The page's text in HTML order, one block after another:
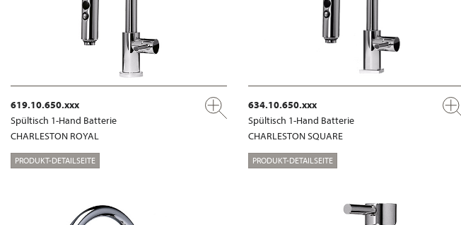
619.10.650.xxx
Spültisch 1-Hand Batterie
CHARLESTON ROYAL
PRODUKT-DETAILSEITE
634.10.650.xxx
Spültisch 1-Hand Batterie
CHARLESTON SQUARE
PRODUKT-DETAILSEITE